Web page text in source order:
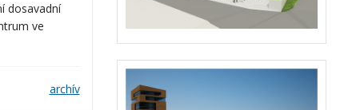
dosavadní
ve
archív